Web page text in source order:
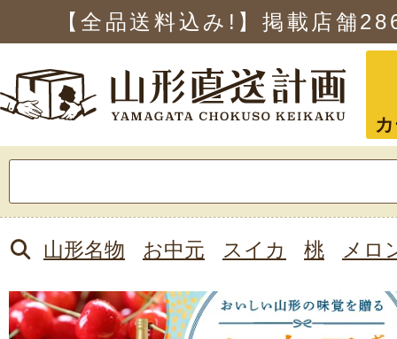
【全品送料込み!】掲載店舗
索:
山形名物 お中元 スイカ 桃 メロ